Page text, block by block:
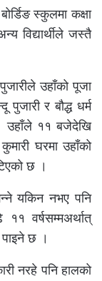
स्कुलमा कक्षा
विद्यार्थीले जस्तै
उहाँको पूजा
र बौद्ध धर्म
उहाँले ११ बजेदेखि
घरमा उहाँको
छ ।
यकिन नभए पनि
वर्षसम्मअर्थात्
छ ।
नरहे पनि हालको